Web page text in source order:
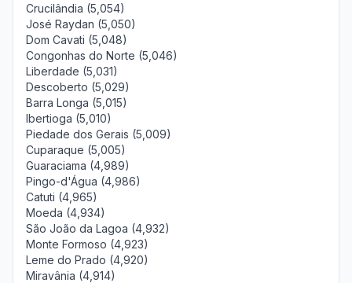
Crucilândia (5,054)
José Raydan (5,050)
Dom Cavati (5,048)
Congonhas do Norte (5,046)
Liberdade (5,031)
Descoberto (5,029)
Barra Longa (5,015)
Ibertioga (5,010)
Piedade dos Gerais (5,009)
Cuparaque (5,005)
Guaraciama (4,989)
Pingo-d'Água (4,986)
Catuti (4,965)
Moeda (4,934)
São João da Lagoa (4,932)
Monte Formoso (4,923)
Leme do Prado (4,920)
Miravânia (4,914)